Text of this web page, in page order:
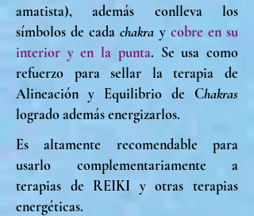
amatista), además conlleva los
símbolos de cadachakra y cobre en su
interior y en la punta. Se usa como
refuerzo para sellar la terapia de
Alineación y Equilibrio de Chakras
logrado además energizarlos.
Es altamente recomendable para
usarlo complementariamente a
terapias de REIKI y otras terapias
energéticas.